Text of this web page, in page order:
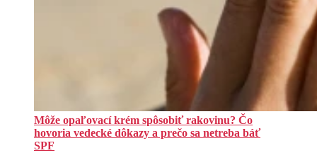
Môže opaľovací krém spôsobiť rakovinu? Čo
hovoria vedecké dôkazy a prečo sa netreba báť
SPF